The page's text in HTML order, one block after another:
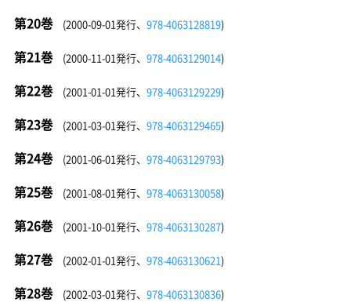
第20巻 (2000-09-01発行、 978-4063128819)
第21巻 (2000-11-01発行、 978-4063129014)
第22巻 (2001-01-01発行、 978-4063129229)
第23巻 (2001-03-01発行、 978-4063129465)
第24巻 (2001-06-01発行、 978-4063129793)
第25巻 (2001-08-01発行、 978-4063130058)
第26巻 (2001-10-01発行、 978-4063130287)
第27巻 (2002-01-01発行、 978-4063130621)
第28巻 (2002-03-01発行、 978-4063130836)